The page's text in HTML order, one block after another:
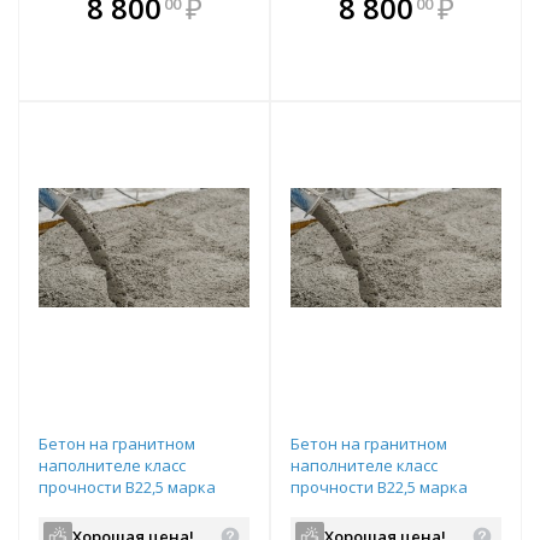
всегда выгоднее!
всегда выгоднее!
Бетон на гранитном
наполнителе класс
прочности B22,5 марка
подвижность П3
Бетон на гранитном
наполнителе класс
прочности B22,5 марка
подвижность П3